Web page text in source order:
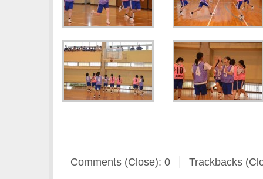
Comments (Close): 0 Trackbacks